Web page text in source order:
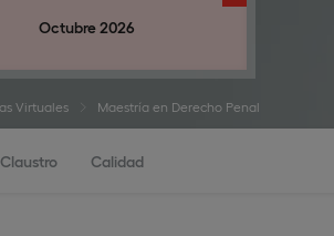
Octubre 2026
Virtuales Maestría en Derecho Penal
Claustro Calidad